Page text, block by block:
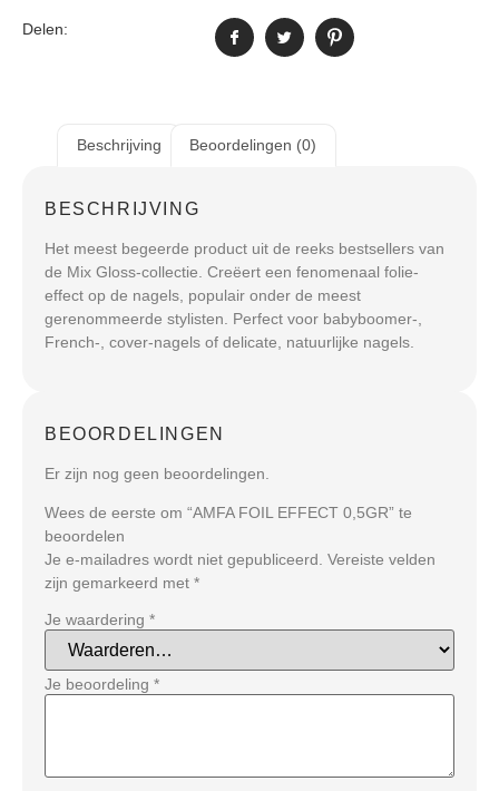
Delen:
Beschrijving Beoordelingen (0)
BESCHRIJVING
Het meest begeerde product uit de reeks bestsellers van
de Mix Gloss-collectie. Creëert een fenomenaal folie-
effect op de nagels, populair onder de meest
gerenommeerde stylisten. Perfect voor babyboomer-,
French-, cover-nagels of delicate, natuurlijke nagels.
BEOORDELINGEN
Er zijn nog geen beoordelingen.
Wees de eerste om “AMFA FOIL EFFECT 0,5GR” te
beoordelen
Je e-mailadres wordt niet gepubliceerd. Vereiste velden
zijn gemarkeerd met *
Je waardering *
Je beoordeling *